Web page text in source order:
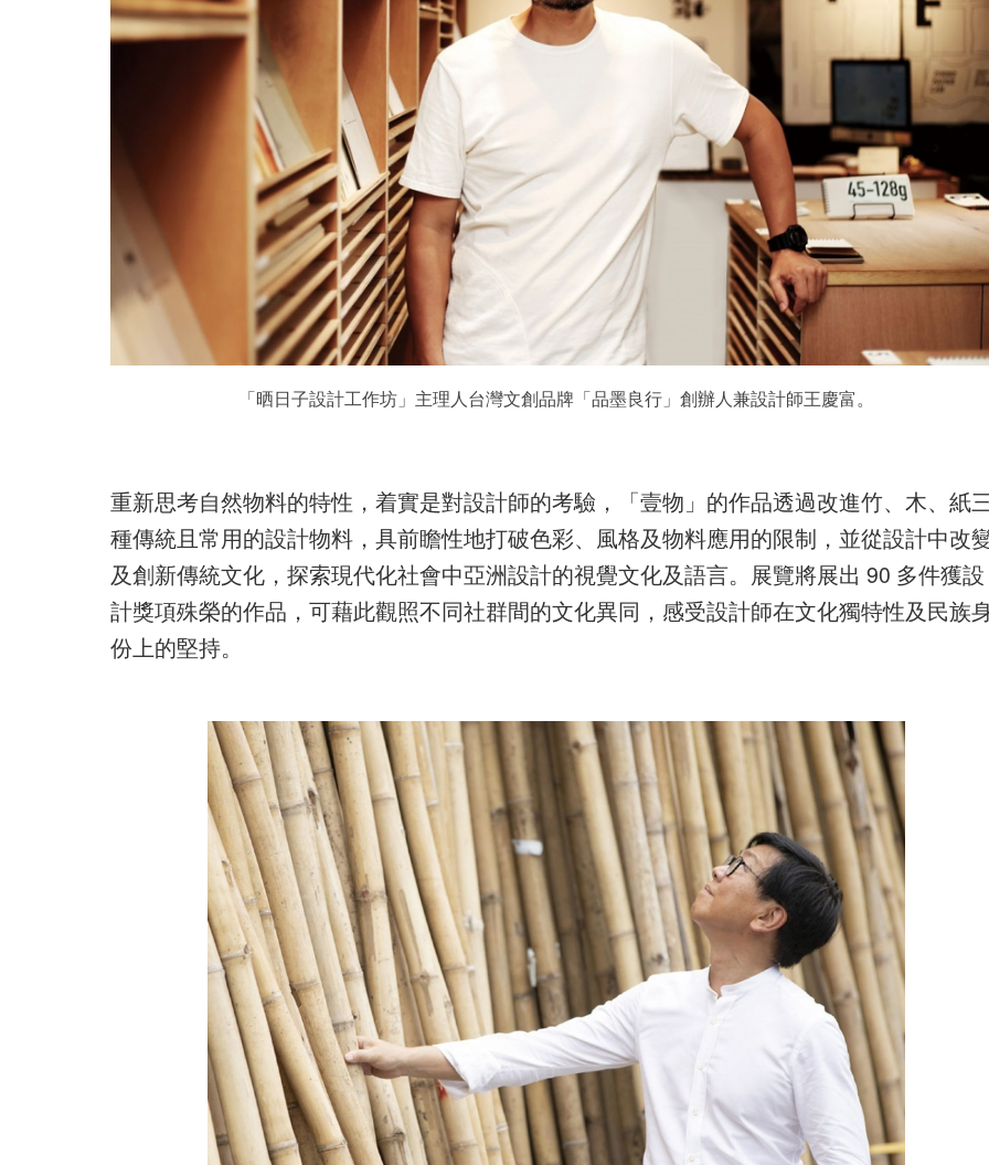
「晒日子設計工作坊」主理人台灣文創品牌「品墨良行」創辦人兼設計師王慶富。
重新思考自然物料的特性，着實是對設計師的考驗，「壹物」的作品透過改進竹、木、紙
種傳統且常用的設計物料，具前瞻性地打破色彩、風格及物料應用的限制，並從設計中改
及創新傳統文化，探索現代化社會中亞洲設計的視覺文化及語言。展覽將展出 90 多件獲設
計獎項殊榮的作品，可藉此觀照不同社群間的文化異同，感受設計師在文化獨特性及民族
份上的堅持。